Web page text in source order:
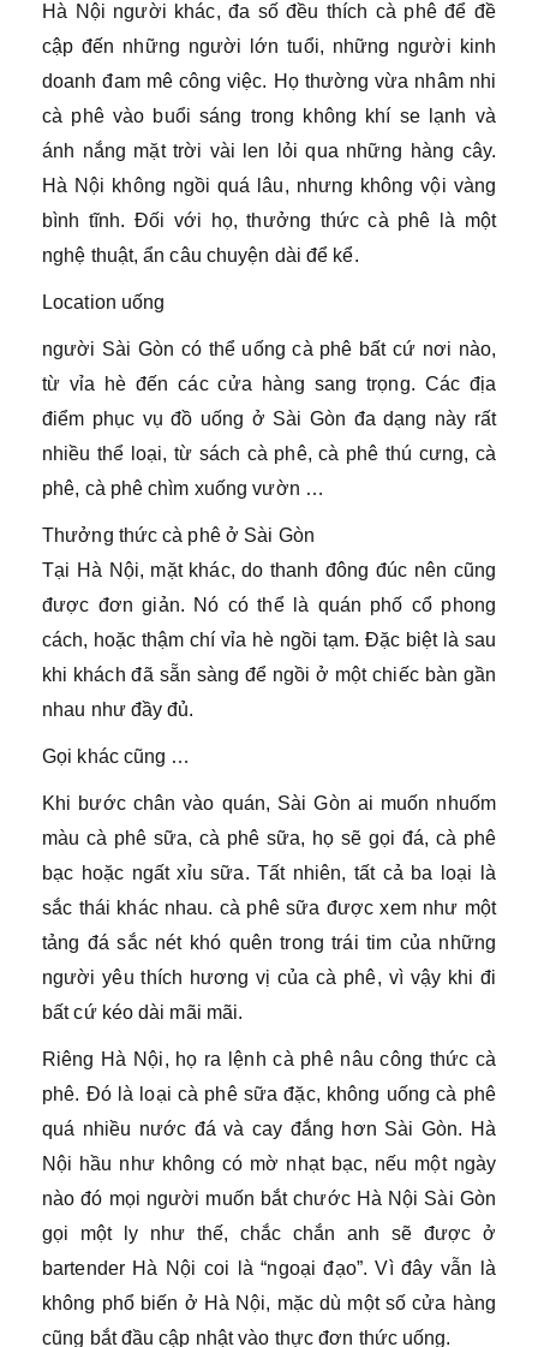
Hà Nội người khác, đa số đều thích cà phê để đề
cập đến những người lớn tuổi, những người kinh
doanh đam mê công việc. Họ thường vừa nhâm nhi
cà phê vào buổi sáng trong không khí se lạnh và
ánh nắng mặt trời vài len lỏi qua những hàng cây.
Hà Nội không ngồi quá lâu, nhưng không vội vàng
bình tĩnh. Đối với họ, thưởng thức cà phê là một
nghệ thuật, ẩn câu chuyện dài để kể.
Location uống
người Sài Gòn có thể uống cà phê bất cứ nơi nào,
từ vỉa hè đến các cửa hàng sang trọng. Các địa
điểm phục vụ đồ uống ở Sài Gòn đa dạng này rất
nhiều thể loại, từ sách cà phê, cà phê thú cưng, cà
phê, cà phê chìm xuống vườn …
Thưởng thức cà phê ở Sài Gòn
Tại Hà Nội, mặt khác, do thanh đông đúc nên cũng
được đơn giản. Nó có thể là quán phố cổ phong
cách, hoặc thậm chí vỉa hè ngồi tạm. Đặc biệt là sau
khi khách đã sẵn sàng để ngồi ở một chiếc bàn gần
nhau như đầy đủ.
Gọi khác cũng …
Khi bước chân vào quán, Sài Gòn ai muốn nhuốm
màu cà phê sữa, cà phê sữa, họ sẽ gọi đá, cà phê
bạc hoặc ngất xỉu sữa. Tất nhiên, tất cả ba loại là
sắc thái khác nhau. cà phê sữa được xem như một
tảng đá sắc nét khó quên trong trái tim của những
người yêu thích hương vị của cà phê, vì vậy khi đi
bất cứ kéo dài mãi mãi.
Riêng Hà Nội, họ ra lệnh cà phê nâu công thức cà
phê. Đó là loại cà phê sữa đặc, không uống cà phê
quá nhiều nước đá và cay đắng hơn Sài Gòn. Hà
Nội hầu như không có mờ nhạt bạc, nếu một ngày
nào đó mọi người muốn bắt chước Hà Nội Sài Gòn
gọi một ly như thế, chắc chắn anh sẽ được ở
bartender Hà Nội coi là “ngoại đạo”. Vì đây vẫn là
không phổ biến ở Hà Nội, mặc dù một số cửa hàng
cũng bắt đầu cập nhật vào thực đơn thức uống.